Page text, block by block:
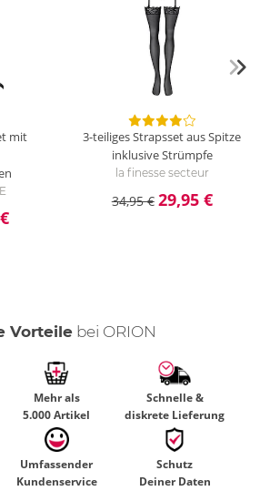
mit
3-teiliges Strapsset aus Spitze
inklusive Strümpfe
la finesse secteur
34,95 € 29,95 €
Vorteilebei ORION
Mehr als
5.000 Artikel
Schnelle &
diskrete Lieferung
Umfassender
Kundenservice
Schutz
Deiner Daten